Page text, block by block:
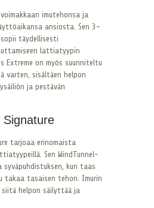
imutehonsa ja
ansiosta. Sen 3-
täydellisesti
lattiatyypin
Extreme on myös suunniteltu
varten, sisältäen helpon
ja pestävän
Signature
tarjoaa erinomaista
Sen WindTunnel-
syväpuhdistuksen, kun taas
takaa tasaisen tehon. Imurin
siitä helpon säilyttää ja